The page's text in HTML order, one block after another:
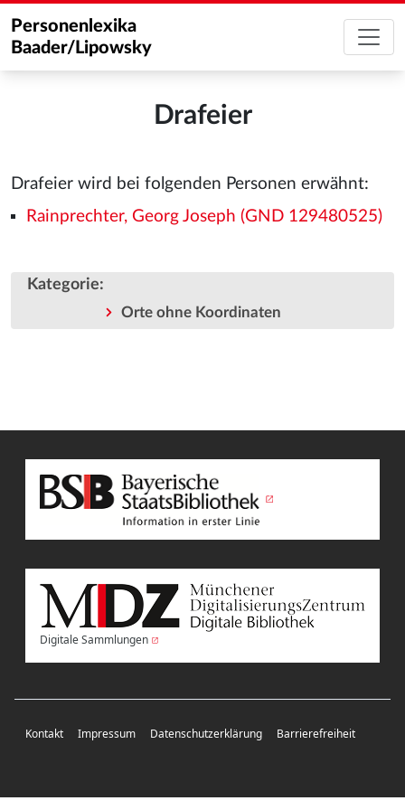
Personenlexika
Baader/Lipowsky
Drafeier
Drafeier wird bei folgenden Personen erwähnt:
Rainprechter, Georg Joseph (GND 129480525)
Kategorie:
Orte ohne Koordinaten
Digitale Sammlungen
Kontakt Impressum Datenschutzerklärung Barrierefreiheit